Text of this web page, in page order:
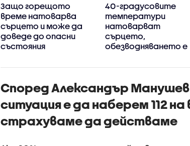
Защо горещото
време натоварва
сърцето и може да
доведе до опасни
състояния
40-градусовите
температури
натоварват
сърцето,
обезводняването е
Според Александър
ситуация е да наберем 112
страхуваме да действаме